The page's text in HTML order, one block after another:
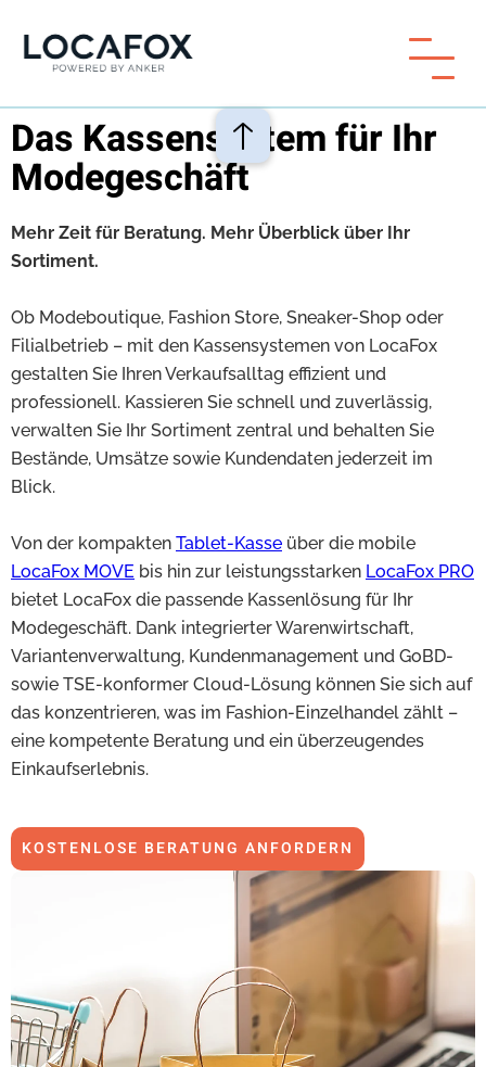
Das Kassensystem für Ihr
Modegeschäft
Mehr Zeit für Beratung. Mehr Überblick über Ihr
Sortiment.
Ob Modeboutique, Fashion Store, Sneaker-Shop oder
Filialbetrieb – mit den Kassensystemen von LocaFox
gestalten Sie Ihren Verkaufsalltag effizient und
professionell. Kassieren Sie schnell und zuverlässig,
verwalten Sie Ihr Sortiment zentral und behalten Sie
Bestände, Umsätze sowie Kundendaten jederzeit im
Blick.
Von der kompakten Tablet-Kasse über die mobile
LocaFox MOVE bis hin zur leistungsstarken LocaFox PRO
bietet LocaFox die passende Kassenlösung für Ihr
Modegeschäft. Dank integrierter Warenwirtschaft,
Variantenverwaltung, Kundenmanagement und GoBD-
sowie TSE-konformer Cloud-Lösung können Sie sich auf
das konzentrieren, was im Fashion-Einzelhandel zählt –
eine kompetente Beratung und ein überzeugendes
Einkaufserlebnis.
KOSTENLOSE BERATUNG ANFORDERN